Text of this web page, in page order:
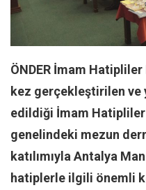
Facebook
Editörden
Kemal Özer
Mahmut Toptaş
Yvonne Ridley
ÖNDER İmam
kez gerçekleştirilen ve
edildiği İmam Hatipliler
genelindeki mezun
katılımıyla Antalya
hatiplerle ilgili önemli